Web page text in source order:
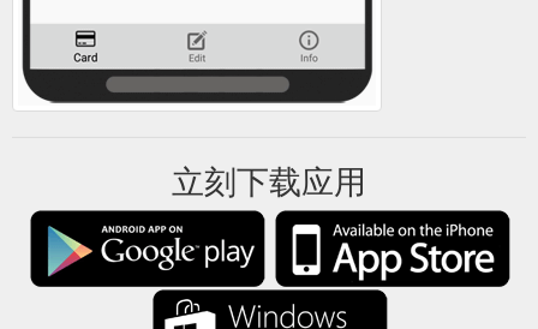
立刻下载应用